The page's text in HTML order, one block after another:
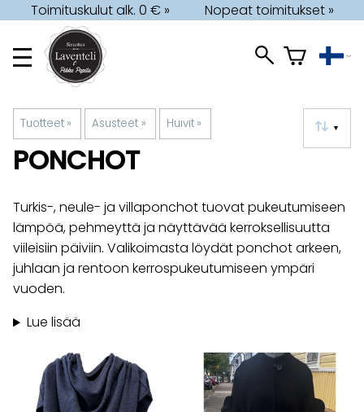
Toimituskulut alk. 0 € » Nopeat toimitukset »
Tuotteet ‪» Asusteet ‪» Huivit ‪» ▼
PONCHOT
Turkis-, neule- ja villaponchot tuovat pukeutumiseen
lämpöä, pehmeyttä ja näyttävää kerroksellisuutta
viileisiin päiviin. Valikoimasta löydät ponchot arkeen,
juhlaan ja rentoon kerrospukeutumiseen ympäri
vuoden.
Lue lisää